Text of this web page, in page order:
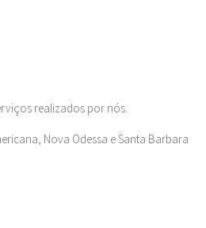
realizados por nós.
Nova Odessa e Santa Barbara